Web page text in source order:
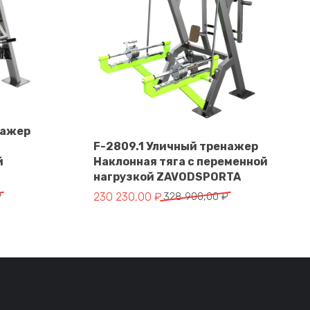
364 550,00 ₽.
В корзину
F-2809.1 Уличный тренажер
Наклонная тяга с переменной
нагрузкой ZAVODSPORTA
328 900,00₽
Первоначальная цена составляла 328
230 230,00 ₽
Текущая цена: 230 230,00 ₽.